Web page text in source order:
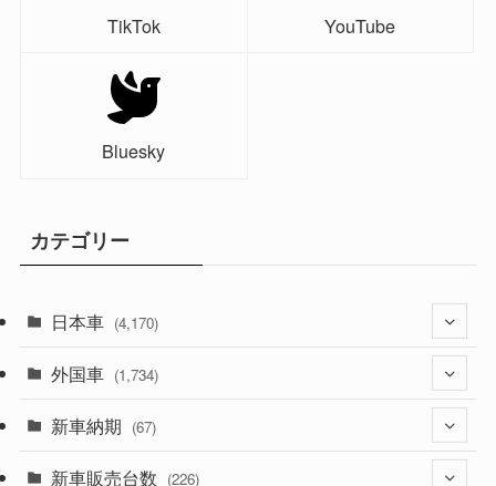
TikTok YouTube
Bluesky
カテゴリー
日本車 (4,170)
(1,320)
(329)
(525)
外国車 (1,734)
新車納期 (67)
(28)
新車販売台数 (226)